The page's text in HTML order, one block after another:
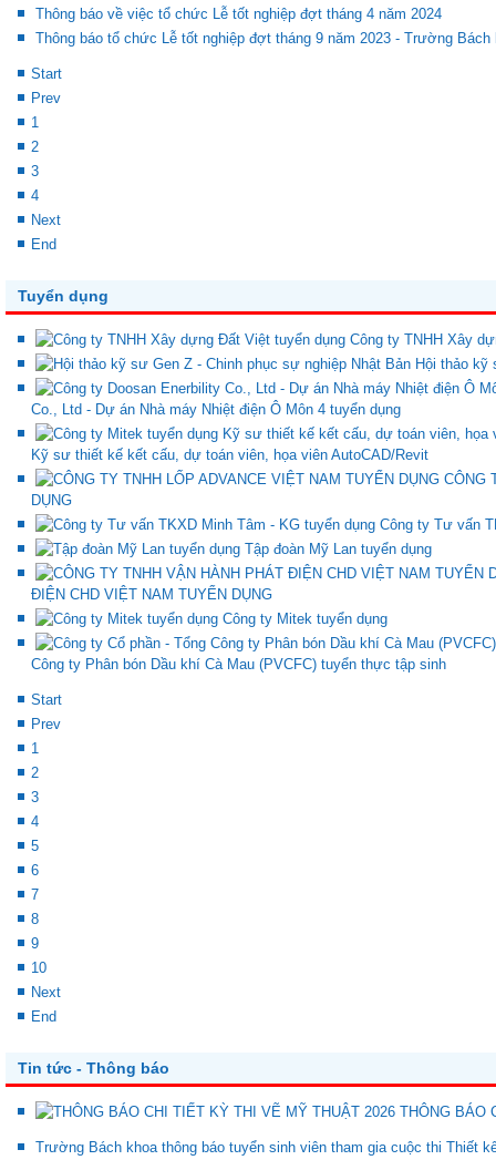
Thông báo về việc tổ chức Lễ tốt nghiệp đợt tháng 4 năm 2024
Thông báo tổ chức Lễ tốt nghiệp đợt tháng 9 năm 2023 - Trường Bách
Start
Prev
1
2
3
4
Next
End
Tuyển dụng
Công ty TNHH Xây
Hội thảo kỹ
Co., Ltd - Dự án Nhà máy Nhiệt điện Ô Môn 4 tuyển dụng
Kỹ sư thiết kế kết cấu, dự toán viên, họa viên AutoCAD/Revit
CÔNG
DỤNG
Công ty Tư vấn
Tập đoàn Mỹ Lan tuyển dụng
ĐIỆN CHD VIỆT NAM TUYỂN DỤNG
Công ty Mitek tuyển dụng
Công ty Phân bón Dầu khí Cà Mau (PVCFC) tuyển thực tập sinh
Start
Prev
1
2
3
4
5
6
7
8
9
10
Next
End
Tin tức - Thông báo
THÔNG BÁO
Trường Bách khoa thông báo tuyển sinh viên tham gia cuộc thi Thiết